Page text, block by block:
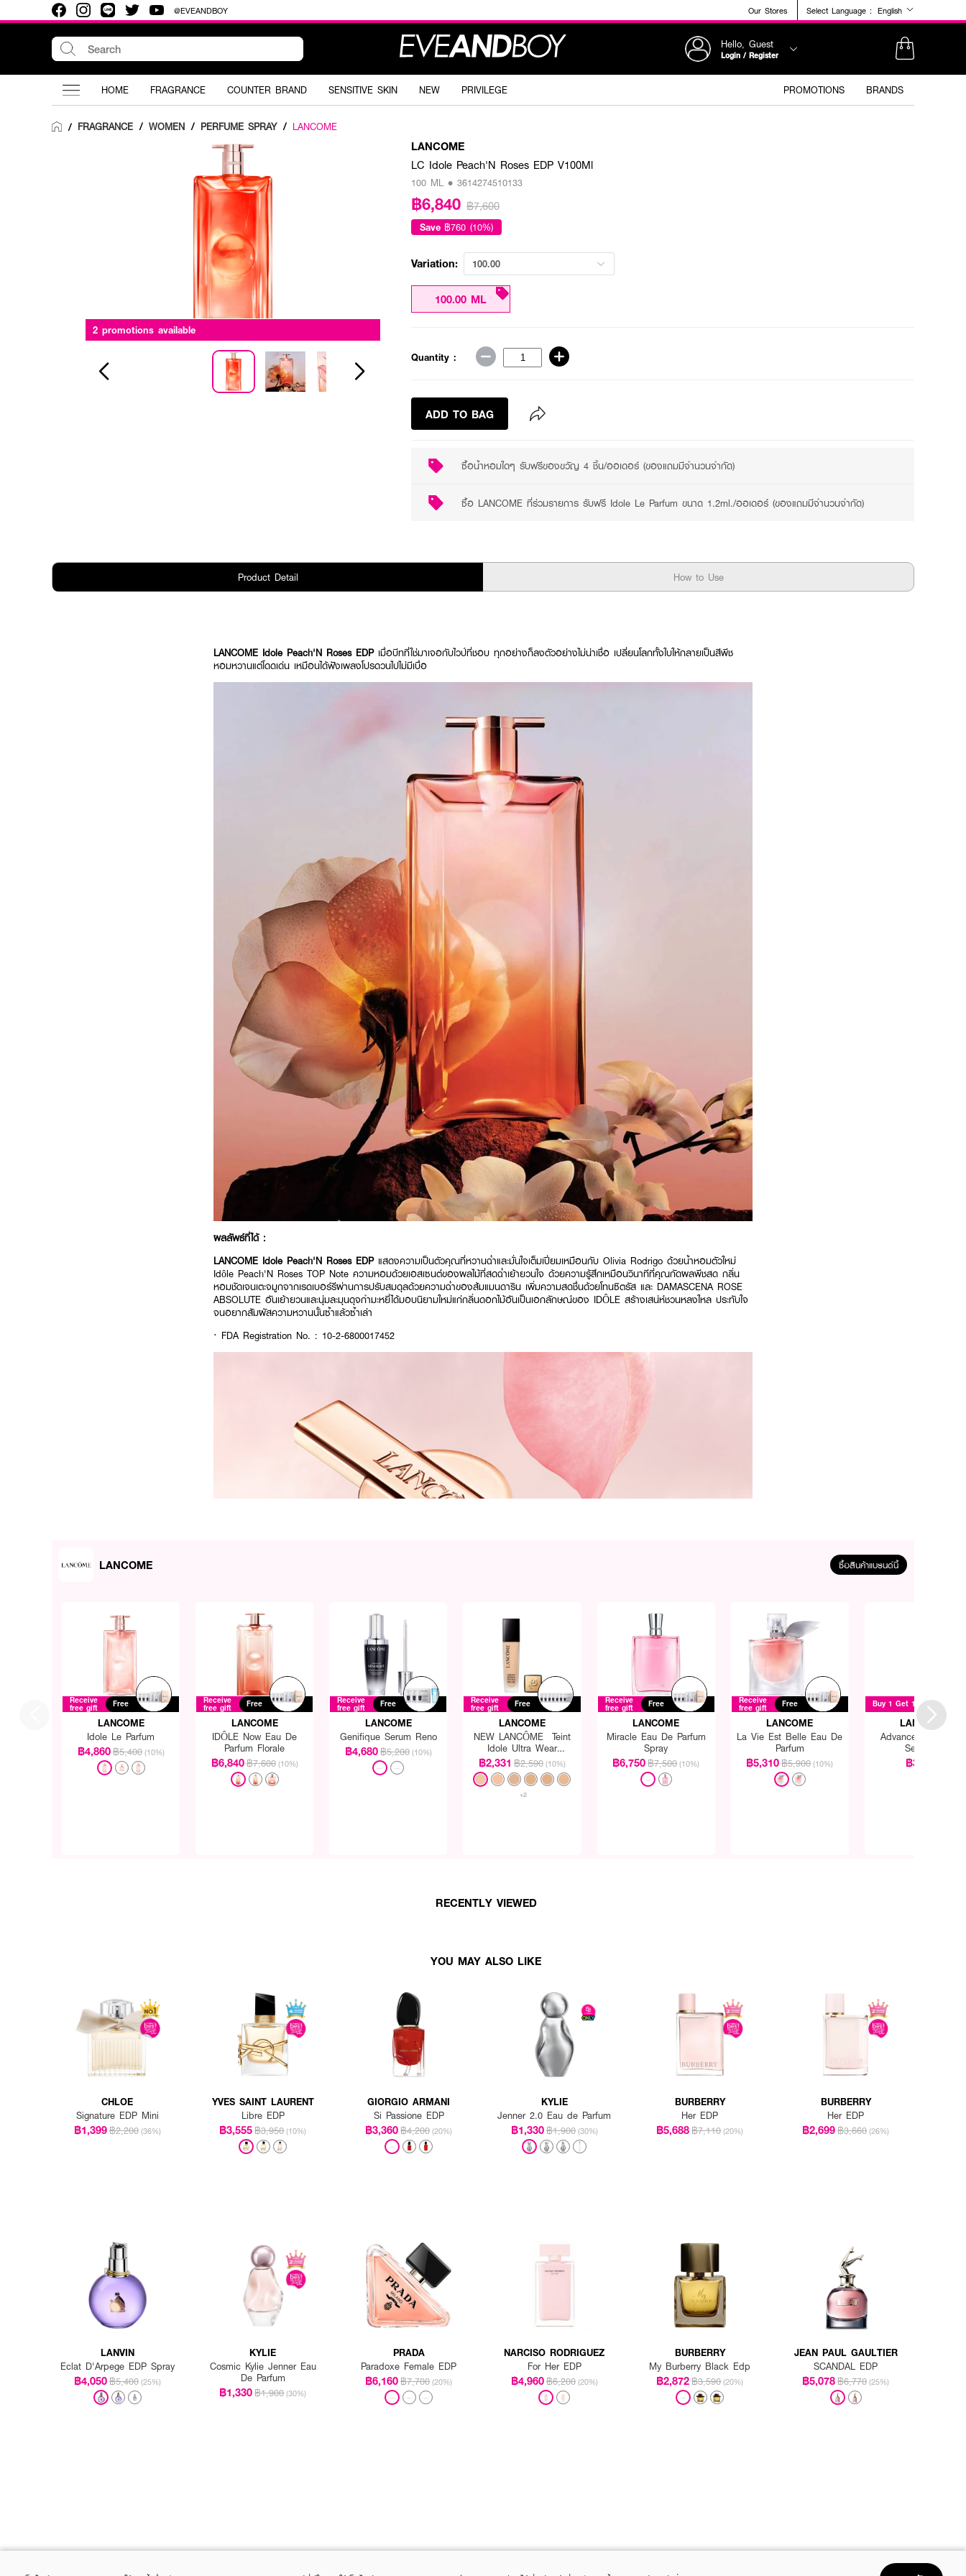
@EVEANDBOY Our Stores Select Language : English
Hello, Guest
Login / Register
HOME FRAGRANCE COUNTER BRAND SENSITIVE SKIN NEW PRIVILEGE PROMOTIONS BRANDS
/ FRAGRANCE / WOMEN / PERFUME SPRAY / LANCOME
2 promotions available
LANCOME
LC Idole Peach'N Roses EDP V100Ml
100 ML • 3614274510133
฿6,840 ฿7,600
Save ฿760 (10%)
Variation: 100.00
100.00 ML
Quantity :
ADD TO BAG
ซื้อน้ำหอมใดๆ รับฟรีของขวัญ 4 ชิ้น/ออเดอร์ (ของแถมมีจำนวนจำกัด)
ซื้อ LANCOME ที่ร่วมรายการ รับฟรี Idole Le Parfum ขนาด 1.2ml./ออเดอร์ (ของแถมมีจำนวนจำกัด)
Product Detail How to Use
LANCOME Idole Peach'N Roses EDP เมื่อบีทที่ใช่มาเจอกับไวป์ที่ชอบ ทุกอย่างก็ลงตัวอย่างไม่น่าเชื่อ เปลี่ยนโลกทั้งใบให้กลายเป็นสีพีช
หอมหวานแต่โดดเด่น เหมือนได้ฟังเพลงโปรดวนไปไม่มีเบื่อ
ผลลัพธ์ที่ได้ :
LANCOME Idole Peach'N Roses EDP แสดงความเป็นตัวคุณที่หวานฉ่ำและมั่นใจเต็มเปี่ยมเหมือนกับ Olivia Rodrigo ด้วยน้ำหอมตัวใหม่
Idôle Peach'N Roses TOP Note ความหอมด้วยเอสเซนต์ของผลไม้ที่สดฉ่ำเย้ายวนใจ ด้วยความรู้สึกเหมือนวินาทีที่คุณกัดผลพีชสด กลิ่น
หอมชัดเจนเตะจมูกจากเรดเบอร์รีผ่านการปรับสมดุลด้วยความฉ่ำของส้มแมนดาริน เพิ่มความสดชื่นด้วยโทนซิตรัส และ DAMASCENA ROSE
ABSOLUTE อันเย้ายวนและนุ่มละมุนดุจกำมะหยี่ได้มอบนิยามใหม่แก่กลิ่นดอกไม้อันเป็นเอกลักษณ์ของ IDÔLE สร้างเสน่ห์ชวนหลงใหล ประทับใจ
จนอยากสัมผัสความหวานนั้นซ้ำแล้วซ้ำเล่า
· FDA Registration No. : 10-2-6800017452
LANCOME ซื้อสินค้าแบรนด์นี้
Receive
free gift Free
LANCOME
Idole Le Parfum
฿4,860฿5,400 (10%)
Receive
free gift Free
LANCOME
IDÔLE Now Eau De
Parfum Florale
฿6,840฿7,600 (10%)
Receive
free gift Free
LANCOME
Genifique Serum Reno
฿4,680฿5,200 (10%)
Receive
free gift Free
LANCOME
NEW LANCÔME Teint
Idole Ultra Wear
Foundation SPF35
฿2,331 ฿2,590 (10%)
+2
Receive
free gift Free
LANCOME
Miracle Eau De Parfum
Spray
฿6,750฿7,500 (10%)
Receive
free gift Free
LANCOME
La Vie Est Belle Eau De
Parfum
฿5,310฿5,900 (10%)
Buy 1 Get 1 for ฿3800
LANCOME
Advanced Genifique
Sensitive
฿3,800
RECENTLY VIEWED
YOU MAY ALSO LIKE
CHLOE
Signature EDP Mini
฿1,399฿2,200 (36%)
YVES SAINT LAURENT
Libre EDP
฿3,555฿3,950 (10%)
GIORGIO ARMANI
Si Passione EDP
฿3,360฿4,200 (20%)
KYLIE
Jenner 2.0 Eau de Parfum
฿1,330฿1,900 (30%)
BURBERRY
Her EDP
฿5,688฿7,110 (20%)
BURBERRY
Her EDP
฿2,699฿3,660 (26%)
LANVIN
Eclat D'Arpege EDP Spray
฿4,050฿5,400 (25%)
KYLIE
Cosmic Kylie Jenner Eau
De Parfum
฿1,330฿1,900 (30%)
PRADA
Paradoxe Female EDP
฿6,160฿7,700 (20%)
NARCISO RODRIGUEZ
For Her EDP
฿4,960฿6,200 (20%)
BURBERRY
My Burberry Black Edp
฿2,872฿3,590 (20%)
JEAN PAUL GAULTIER
SCANDAL EDP
฿5,078฿6,770 (25%)